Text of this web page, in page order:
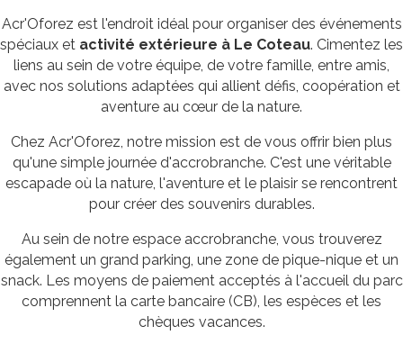
Acr'Oforez est l'endroit idéal pour organiser des événements
spéciaux et activité extérieure à Le Coteau. Cimentez les
liens au sein de votre équipe, de votre famille, entre amis,
avec nos solutions adaptées qui allient défis, coopération et
aventure au cœur de la nature.
Chez Acr'Oforez, notre mission est de vous offrir bien plus
qu'une simple journée d'accrobranche. C'est une véritable
escapade où la nature, l'aventure et le plaisir se rencontrent
pour créer des souvenirs durables.
Au sein de notre espace accrobranche, vous trouverez
également un grand parking, une zone de pique-nique et un
snack. Les moyens de paiement acceptés à l'accueil du parc
comprennent la carte bancaire (CB), les espèces et les
chèques vacances.